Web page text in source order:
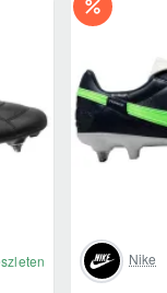
Nike